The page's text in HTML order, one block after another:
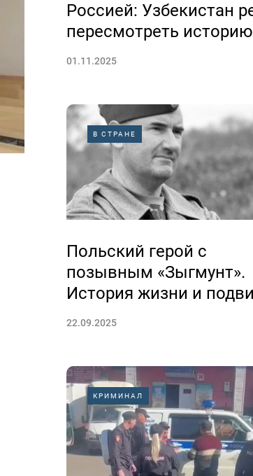
Россией: Узбекистан
пересмотреть
01.11.2025
В СТРАНЕ
Польский герой с
позывным «Зыгмунт».
История жизни и
22.09.2025
КРИМИНАЛ